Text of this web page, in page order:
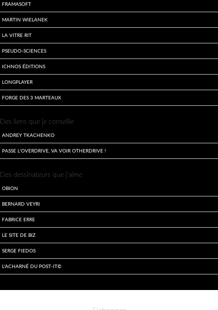
Framasoft
Martin Wielanek
La Vitre Rit
Pseudo-sciences
Ichnos Éditions
LongPlayer
Forge des 3 Marteaux
Des liens que je conseille
Andrey Tkachenko
Passe l'overdrive, va voir otherdrive !
Des dessinateurs que j'aime
Obion
Bernard Veyri
Fabrice Erre
Le site de Biz
Serge Fiedos
L'acharné du Post-It©